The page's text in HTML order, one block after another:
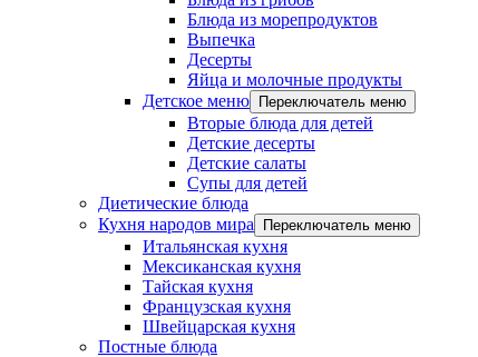
Блюда из морепродуктов
Выпечка
Десерты
Яйца и молочные продукты
Детское меню
Переключатель меню
Вторые блюда для детей
Детские десерты
Детские салаты
Супы для детей
Диетические блюда
Кухня народов мира
Переключатель меню
Итальянская кухня
Мексиканская кухня
Тайская кухня
Французская кухня
Швейцарская кухня
Постные блюда